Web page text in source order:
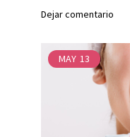
Dejar comentario
MAY 13